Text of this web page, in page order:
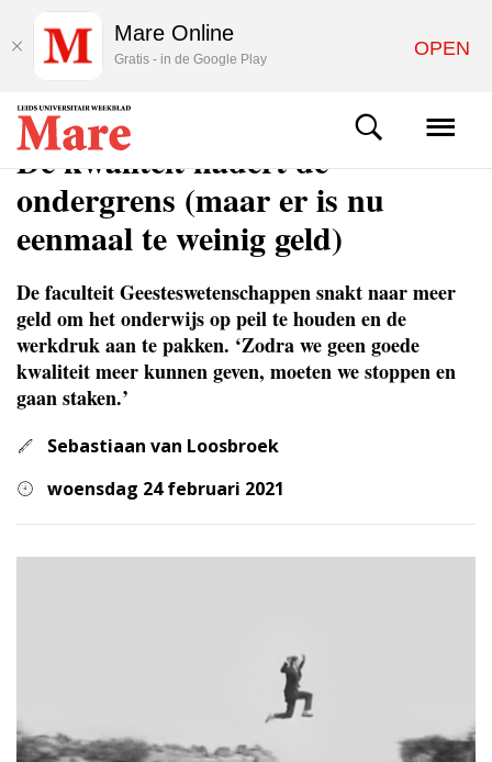
ACHTERGROND
De kwaliteit nadert de
ondergrens (maar er is nu
eenmaal te weinig geld)
De faculteit Geesteswetenschappen snakt naar meer
geld om het onderwijs op peil te houden en de
werkdruk aan te pakken. ‘Zodra we geen goede
kwaliteit meer kunnen geven, moeten we stoppen en
gaan staken.’
Sebastiaan van Loosbroek
woensdag 24 februari 2021
Mare Online
Gratis - in de Google Play OPEN